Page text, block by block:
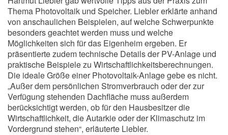
Thema Photovoltaik und Speicher. Liebler erklärte anhand
von anschaulichen Beispielen, auf welche Schwerpunkte
besonders geachtet werden muss und welche
Möglichkeiten sich für das Eigenheim ergeben. Er
präsentierte zudem technische Details der PV-Anlage und
praktische Beispiele zu Wirtschaftlichkeitsberechnungen.
Die ideale Größe einer Photovoltaik-Anlage gebe es nicht.
„Außer dem persönlichen Stromverbrauch oder der zur
Verfügung stehenden Dachfläche muss außerdem
berücksichtigt werden, ob für den Hausbesitzer die
Wirtschaftlichkeit, die Autarkie oder der Klimaschutz im
Vordergrund stehen“, erläuterte Liebler.